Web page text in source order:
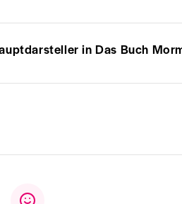
in Das Buch